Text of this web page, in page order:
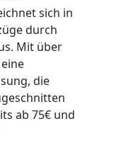
sich in
durch
Mit über
die
ab 75€ und